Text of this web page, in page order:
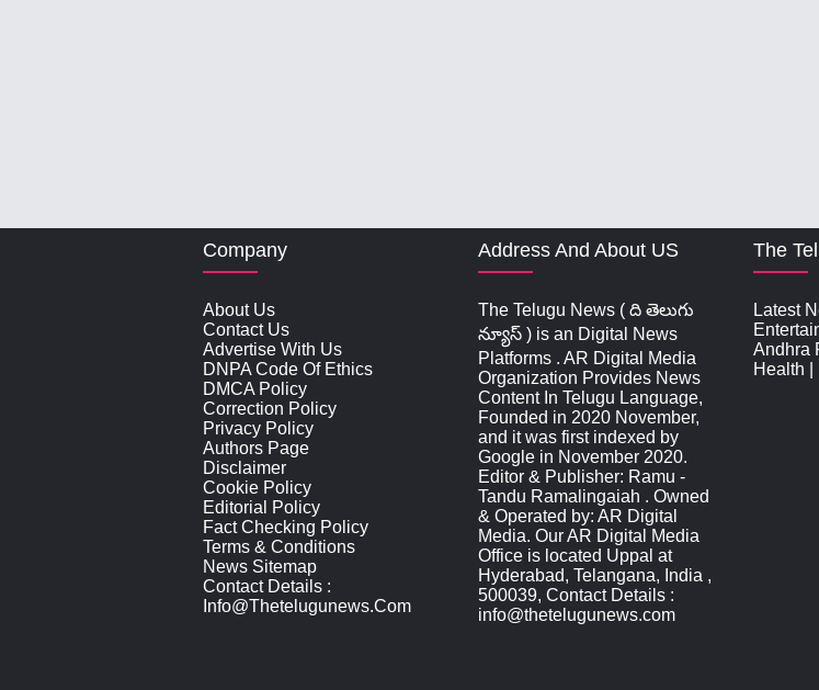
Company
About Us
Contact Us
Advertise With Us
DNPA Code Of Ethics
DMCA Policy
Correction Policy
Privacy Policy
Authors Page
Disclaimer
Cookie Policy
Editorial Policy
Fact Checking Policy
Terms & Conditions
News Sitemap
Contact Details :
Info@thetelugunews.com
Address And About US
The Telugu News ( ది తెలుగు
న్యూస్‌ ) is an Digital News
Platforms . AR Digital Media
Organization Provides News
Content In Telugu Language,
Founded in 2020 November,
and it was first indexed by
Google in November 2020.
Editor & Publisher: Ramu -
Tandu Ramalingaiah . Owned
& Operated by: AR Digital
Media. Our AR Digital Media
Office is located Uppal at
Hyderabad, Telangana, India ,
500039, Contact Details :
info@thetelugunews.com
The
Latest
Andhra
Health